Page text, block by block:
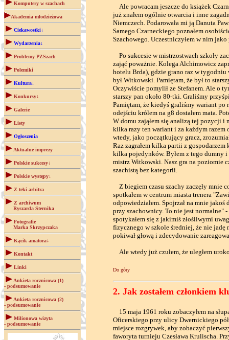
Komputery w szachach
Akademia młodzieżowa
Ciekawostki↓
Wydarzenia↓
Problemy PZSzach
Polemiki
Kultura↓
Konkursy↓
Galerie
Listy
Ogłoszenia
Aktualne imprezy
Polskie sukcesy↓
Polskie występy↓
Z teki arbitra
Z archiwum
Ryszarda Sternika
Fotografie
Marka Skrzypczaka
Kącik amatora↓
Kontakt
Linki
Ankieta rocznicowa (1)
- podsumowanie
Ankieta rocznicowa (2)
- podsumowanie
Milionowa wizyta
- podsumowanie
Ale powracam jeszcze do książek
już znałem ogólnie otwarcia i inne
Niemczech. Podarowała mi ją Danuta
Samego Czarneckiego poznałem
Szachowego. Uczestniczyłem w nim
Po sukcesie w mistrzostwach szkoły
zająć poważnie. Kolega Alchimowicz
hotelu Brda), gdzie grano raz w tygodniu
był Witkowski. Pamiętam, że był to
Oczywiście pomylił ze Stefanem. Ale o
starszy pan około 80-tki. Graliśmy
Pamiętam, że kiedyś graliśmy wariant po
odejściu królem na g8 dostałem mata.
W domu zająłem się analizą tej pozycji i
kilka razy ten wariant i za każdym razem
wtedy, jako początkujący gracz,
Raz zagrałem kilka partii z
kilka pojedynków. Byłem z tego dumny i
mistrz Witkowski. Nasz gra na poziomie
szachistą bez kategorii.
Z biegiem czasu szachy zaczęły mnie
spotkałem w centrum miasta trenera
odpowiedziałem. Spojrzał na mnie
przy szachownicy. To nie jest normalne"
spotykałem się z jakimiś złośliwymi
fizycznego w szkole średniej, że nie
pokiwał głową i zdecydowanie
Ale wtedy już czułem, że uległem
Do góry
2. Jak zostałem członkiem
15 maja 1961 roku zobaczyłem na
Oficerskiego przy ulicy Dwernickiego
miejsce rozgrywek, aby zobaczyć
faworyta turnieju Czesława Krulischa.